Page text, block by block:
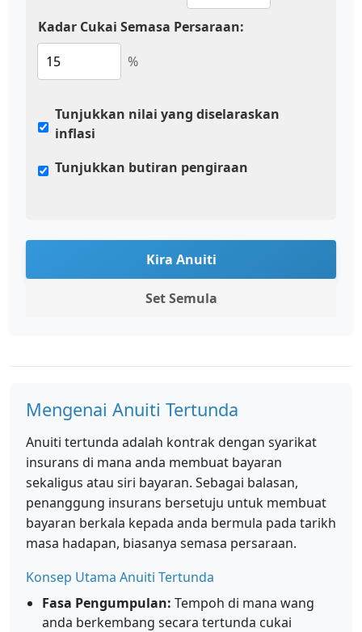
Kadar Cukai Semasa Persaraan:
%
Tunjukkan nilai yang diselaraskan
inflasi
Tunjukkan butiran pengiraan
Kira Anuiti
Set Semula
Mengenai Anuiti Tertunda
Anuiti tertunda adalah kontrak dengan syarikat
insurans di mana anda membuat bayaran
sekaligus atau siri bayaran. Sebagai balasan,
penanggung insurans bersetuju untuk membuat
bayaran berkala kepada anda bermula pada tarikh
masa hadapan, biasanya semasa persaraan.
Konsep Utama Anuiti Tertunda
Fasa Pengumpulan: Tempoh di mana wang
anda berkembang secara tertunda cukai